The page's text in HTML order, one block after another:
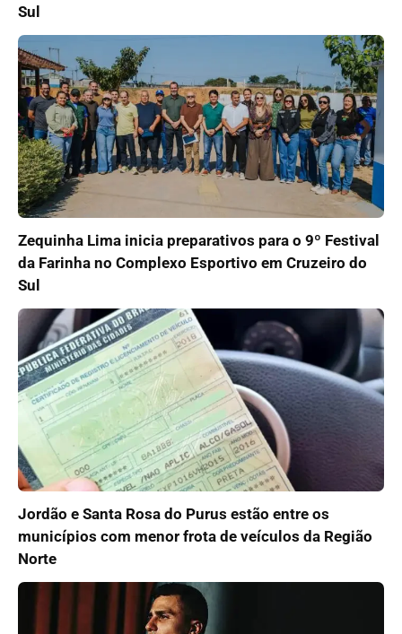
Sul
Zequinha Lima inicia preparativos para o 9º Festival
da Farinha no Complexo Esportivo em Cruzeiro do
Sul
Jordão e Santa Rosa do Purus estão entre os
municípios com menor frota de veículos da Região
Norte